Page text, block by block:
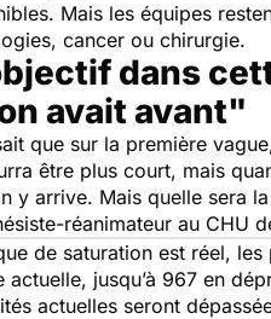
Mais les équipes
cancer ou chirurgie.
dans
avait avant"
que sur la première
être plus court, mais
y arrive. Mais quelle sera
réanimateur au CHU
de saturation est réel,
actuelle, jusqu’à 967 en
actuelles seront